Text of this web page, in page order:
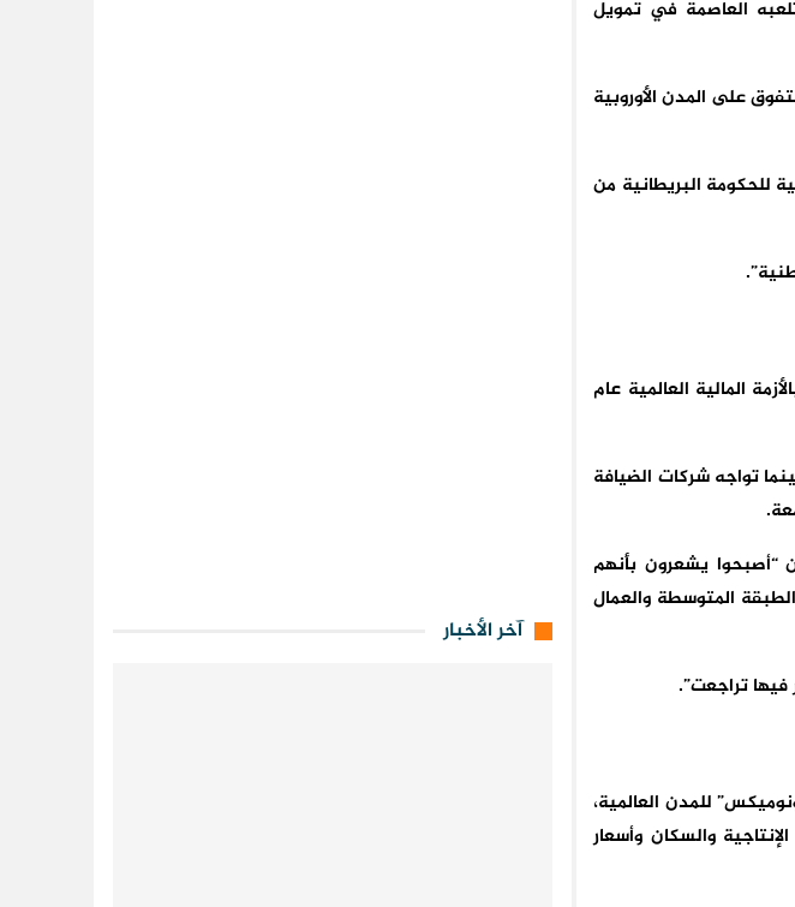
العاصمة في تمويل
على المدن الأوروبية
للحكومة البريطانية من
المالية العالمية عام
تواجه شركات الضيافة
“أصبحوا يشعرون بأنهم
المتوسطة والعمال
فيها تراجعت”.
للمدن العالمية،
والسكان وأسعار
آخر الأخبار